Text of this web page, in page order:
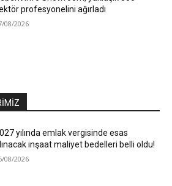
profesyonelini ağırladı
08/2026
yılında emlak vergisinde esas
inşaat maliyet bedelleri belli oldu!
08/2026